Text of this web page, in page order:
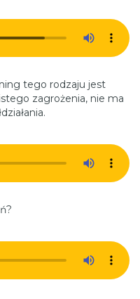
tego rodzaju jest
zagrożenia, nie ma